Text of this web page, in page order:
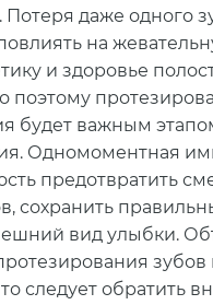
Потеря даже одного
на
и здоровье
поэтому
будет важным
Одномоментная
предотвратить
сохранить
вид улыбки.
зубов
следует обратить